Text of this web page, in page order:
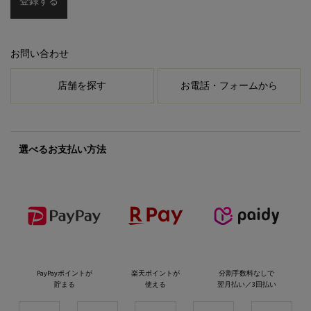
お問い合わせ
店舗を探す お電話・フォームから
選べるお支払い方法
PayPayポイントが
貯まる
楽天ポイントが
使える
分割手数料なしで
翌月払い／3回払い